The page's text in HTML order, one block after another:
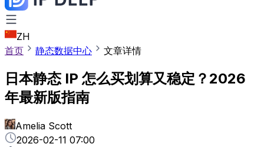
ZH
首页
静态数据中心 文章详情
日本静态 IP 怎么买划算又稳定？2026
年最新版指南
Amelia Scott
2026-02-11 07:00